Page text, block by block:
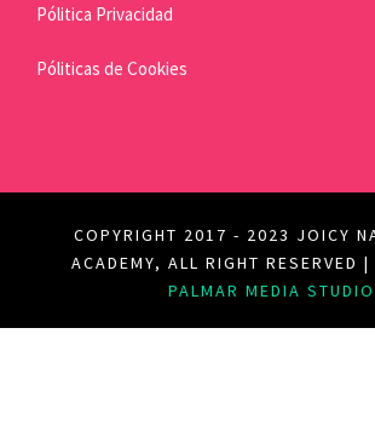
Pólitica Privacidad
Póliticas de Cookies
COPYRIGHT 2017 - 2023 JOICY
ACADEMY, ALL RIGHT RESERVED |
PALMAR MEDIA STUDIO